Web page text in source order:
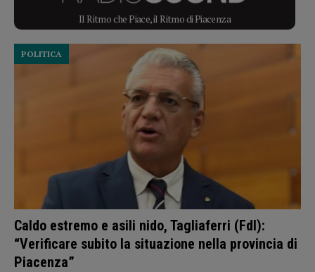
Il Ritmo che Piace, il Ritmo di Piacenza
Caldo estremo e asili nido, Tagliaferri (FdI):
“Verificare subito la situazione nella provincia di
Piacenza”
POLITICA